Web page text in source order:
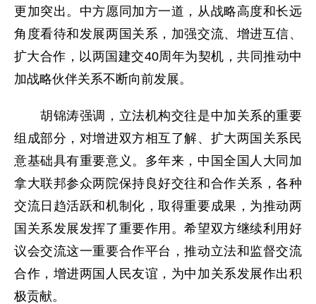
更加突出。中方愿同加方一道，从战略高度和长远
角度看待和发展两国关系，加强交流、增进互信、
扩大合作，以两国建交40周年为契机，共同推动中
加战略伙伴关系不断向前发展。
胡锦涛强调，立法机构交往是中加关系的重要
组成部分，对增进双方相互了解、扩大两国关系民
意基础具有重要意义。多年来，中国全国人大同加
拿大联邦参众两院保持良好交往和合作关系，各种
交流日趋活跃和机制化，取得重要成果，为推动两
国关系发展发挥了重要作用。希望双方继续利用好
议会交流这一重要合作平台，推动立法和监督交流
合作，增进两国人民友谊，为中加关系发展作出积
极贡献。